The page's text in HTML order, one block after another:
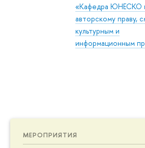
МЕРОПРИЯТИЯ
«Кафедра ЮНЕСКО
авторскому праву,
культурным и
информационным